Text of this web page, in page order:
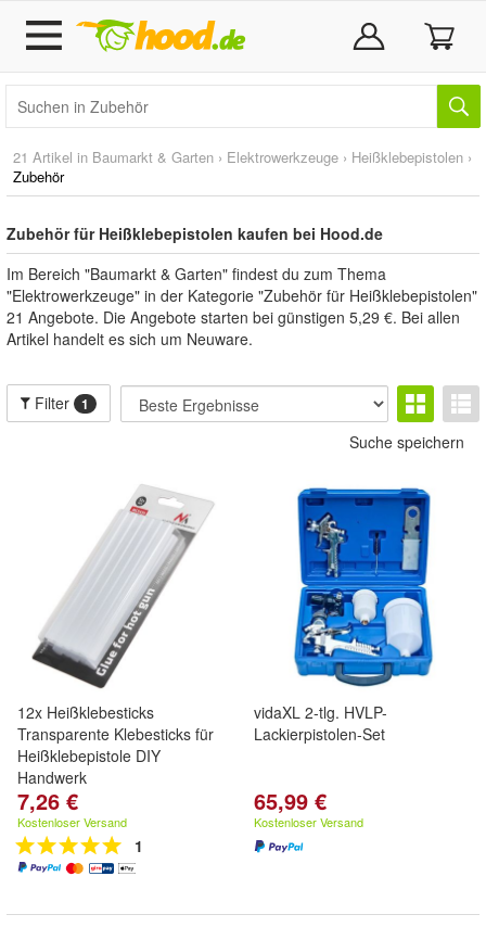
21 Artikel in Baumarkt & Garten › Elektrowerkzeuge › Heißklebepistolen ›
Zubehör
Zubehör für Heißklebepistolen kaufen bei Hood.de
Im Bereich "Baumarkt & Garten" findest du zum Thema
"Elektrowerkzeuge" in der Kategorie "Zubehör für Heißklebepistolen"
21 Angebote. Die Angebote starten bei günstigen 5,29 €. Bei allen
Artikel handelt es sich um Neuware.
Filter 1
Suche speichern
12x Heißklebesticks
Transparente Klebesticks für
Heißklebepistole DIY
Handwerk
7,26 €
Kostenloser Versand
1
vidaXL 2-tlg. HVLP-
Lackierpistolen-Set
65,99 €
Kostenloser Versand